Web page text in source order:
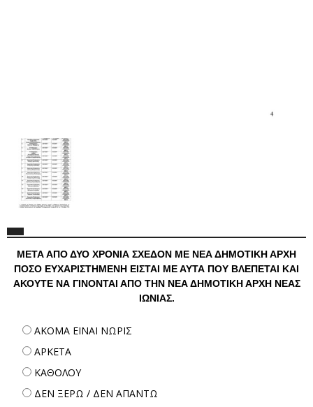
ΜΕΤΑ ΑΠΟ ΔΥΟ ΧΡΟΝΙΑ ΣΧΕΔΟΝ ΜΕ ΝΕΑ ΔΗΜΟΤΙΚΗ ΑΡΧΗ
ΠΟΣΟ ΕΥΧΑΡΙΣΤΗΜΕΝΗ ΕΙΣΤΑΙ ΜΕ ΑΥΤΑ ΠΟΥ ΒΛΕΠΕΤΑΙ ΚΑΙ
ΑΚΟΥΤΕ ΝΑ ΓΙΝΟΝΤΑΙ ΑΠΟ ΤΗΝ ΝΕΑ ΔΗΜΟΤΙΚΗ ΑΡΧΗ ΝΕΑΣ
ΙΩΝΙΑΣ.
ΑΚΟΜΑ ΕΙΝΑΙ ΝΩΡΙΣ
ΑΡΚΕΤΑ
ΚΑΘΟΛΟΥ
ΔΕΝ ΞΕΡΩ / ΔΕΝ ΑΠΑΝΤΩ